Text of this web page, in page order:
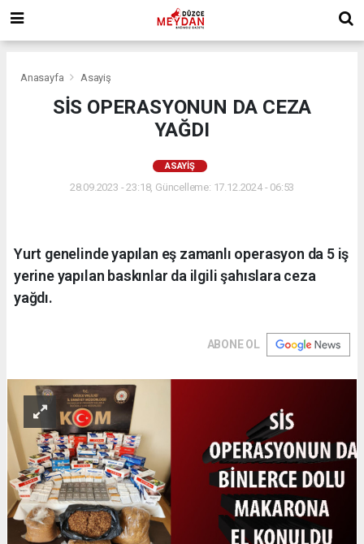
Anasayfa Asayiş
SİS OPERASYONUN DA CEZA
YAĞDI
ASAYIŞ
28.09.2023 - 23:18, Güncelleme: 17.12.2024 - 06:53
Yurt genelinde yapılan eş zamanlı operasyon da 5 iş
yerine yapılan baskınlar da ilgili şahıslara ceza
yağdı.
ABONE OL